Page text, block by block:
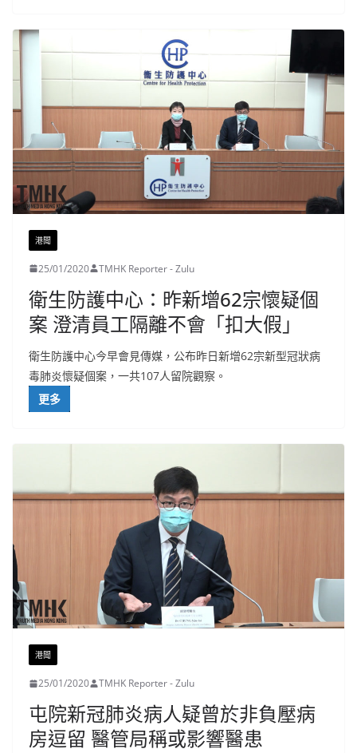
港聞
25/01/2020 TMHK Reporter - Zulu
衛生防護中心：昨新增62宗懷疑個
案 澄清員工隔離不會「扣大假」
衛生防護中心今早會見傳媒，公布昨日新增62宗新型冠狀病
毒肺炎懷疑個案，一共107人留院觀察。
更多
港聞
25/01/2020 TMHK Reporter - Zulu
屯院新冠肺炎病人疑曾於非負壓病
房逗留 醫管局稱或影響醫患